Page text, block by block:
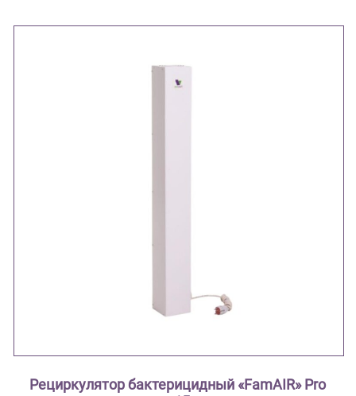
Рециркулятор бактерицидный «FamAIR» Pro